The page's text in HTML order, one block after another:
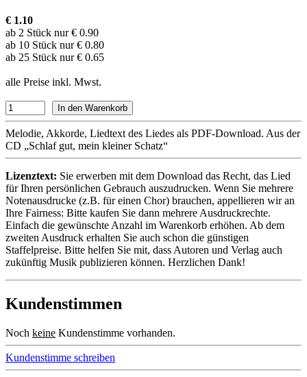
€ 1.10
ab 2 Stück nur € 0.90
ab 10 Stück nur € 0.80
ab 25 Stück nur € 0.65
alle Preise inkl. Mwst.
Melodie, Akkorde, Liedtext des Liedes als PDF-Download. Aus der
CD „Schlaf gut, mein kleiner Schatz“
Lizenztext: Sie erwerben mit dem Download das Recht, das Lied
für Ihren persönlichen Gebrauch auszudrucken. Wenn Sie mehrere
Notenausdrucke (z.B. für einen Chor) brauchen, appellieren wir an
Ihre Fairness: Bitte kaufen Sie dann mehrere Ausdruckrechte.
Einfach die gewünschte Anzahl im Warenkorb erhöhen. Ab dem
zweiten Ausdruck erhalten Sie auch schon die günstigen
Staffelpreise. Bitte helfen Sie mit, dass Autoren und Verlag auch
zukünftig Musik publizieren können. Herzlichen Dank!
Kundenstimmen
Noch keine Kundenstimme vorhanden.
Kundenstimme schreiben